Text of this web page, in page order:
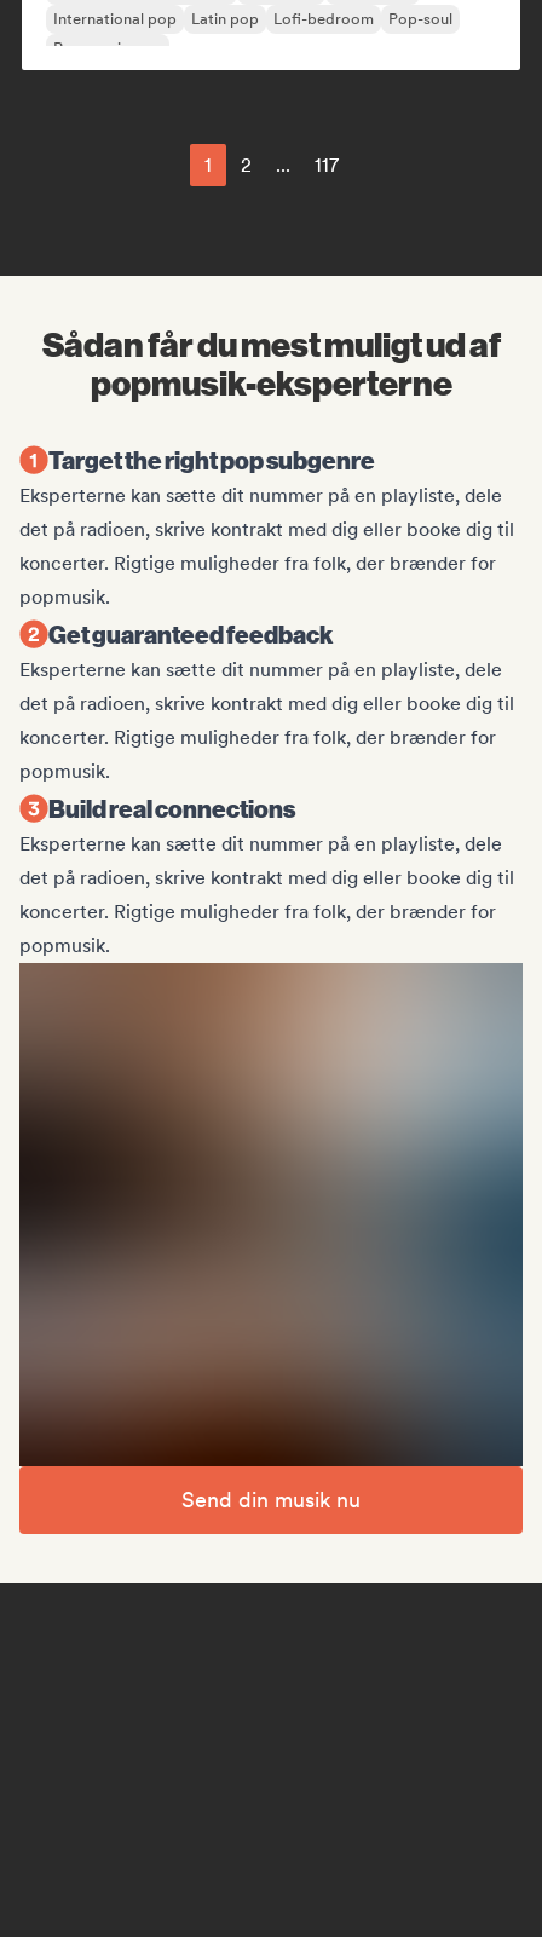
International pop
Latin pop Lofi-bedroom
Pop-soul
Progressiv pop
1 2 ... 117
Sådan får du mest muligt ud af
popmusik-eksperterne
Target the right pop subgenre
Eksperterne kan sætte dit nummer på en playliste, dele
det på radioen, skrive kontrakt med dig eller booke dig til
koncerter. Rigtige muligheder fra folk, der brænder for
popmusik.
Get guaranteed feedback
Eksperterne kan sætte dit nummer på en playliste, dele
det på radioen, skrive kontrakt med dig eller booke dig til
koncerter. Rigtige muligheder fra folk, der brænder for
popmusik.
Build real connections
Eksperterne kan sætte dit nummer på en playliste, dele
det på radioen, skrive kontrakt med dig eller booke dig til
koncerter. Rigtige muligheder fra folk, der brænder for
popmusik.
Send din musik nu